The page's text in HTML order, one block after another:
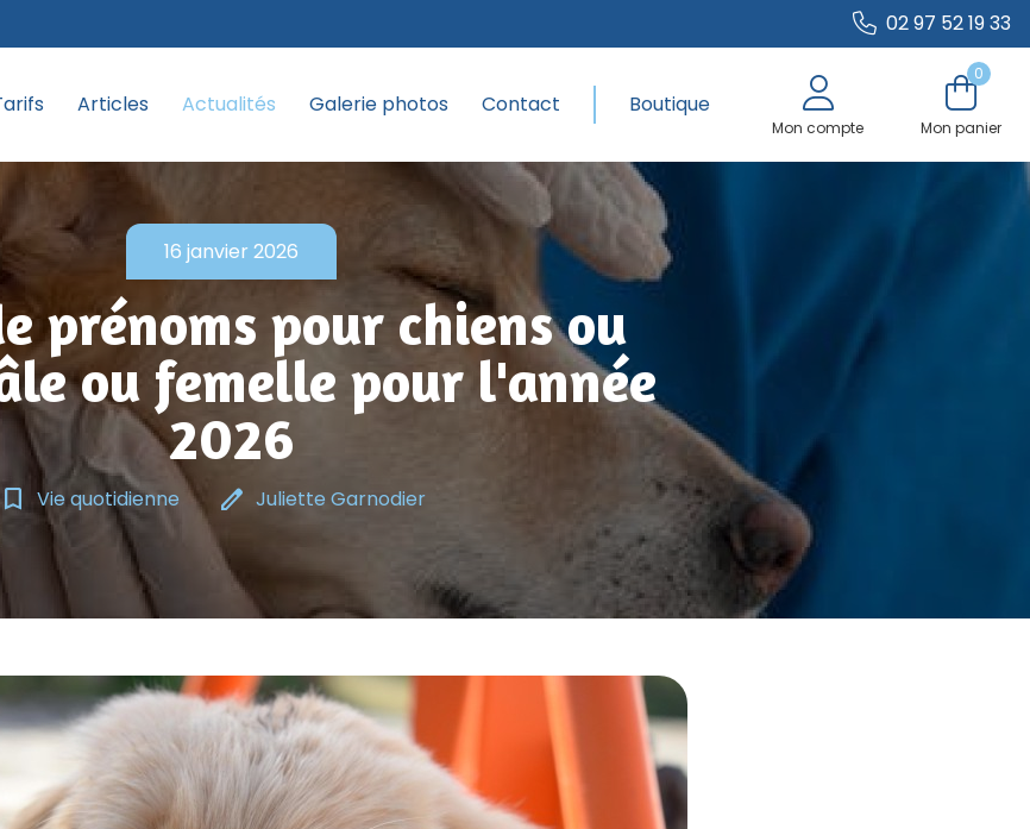
02 97 52 19 33
Articles Actualités Galerie photos Contact Boutique
Mon compte
0
Mon panier
16 janvier 2026
prénoms pour chiens ou
ou femelle pour l'année
2026
bookmark_border Vie quotidienne edit Juliette Garnodier